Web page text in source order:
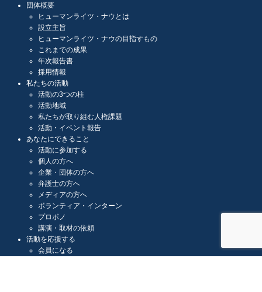
団体概要
ヒューマンライツ・ナウとは
設立主旨
ヒューマンライツ・ナウの目指すもの
これまでの成果
年次報告書
採用情報
私たちの活動
活動の3つの柱
活動地域
私たちが取り組む人権課題
活動・イベント報告
あなたにできること
活動に参加する
個人の方へ
企業・団体の方へ
弁護士の方へ
メディアの方へ
ボランティア・インターン
プロボノ
講演・取材の依頼
活動を応援する
会員になる